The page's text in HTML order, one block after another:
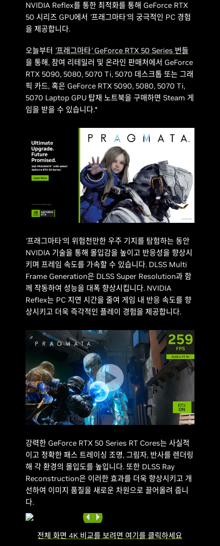
NVIDIA Reflex를 통한 최적화를 통해 GeForce RTX
50 시리즈 GPU에서 '프래그마타'의 궁극적인 PC 경험
을 제공합니다.
오늘부터 '프래그마타'GeForce RTX 50 Series 번들
을 통해, 참여 리테일러 및 온라인 판매처에서 GeForce
RTX 5090, 5080, 5070 Ti, 5070 데스크톱 또는 그래
픽 카드, 혹은 GeForce RTX 5090, 5080, 5070 Ti,
5070 Laptop GPU 탑재 노트북을 구매하면 Steam 게
임을 받을 수 있습니다.*
'프래그마타'의 위험천만한 우주 기지를 탐험하는 동안
NVIDIA 기술을 통해 몰입감을 높이고 반응성을 향상시
키며 프레임 속도를 가속할 수 있습니다. DLSS Multi
Frame Generation은 DLSS Super Resolution과 함
께 작동하여 성능을 대폭 향상시킵니다. NVIDIA
Reflex는 PC 지연 시간을 줄여 게임 내 반응 속도를 향
상시키고 더욱 즉각적인 플레이 경험을 제공합니다.
강력한 GeForce RTX 50 Series RT Cores는 사실적
이고 정확한 패스 트레이싱 조명, 그림자, 반사를 렌더링
해 각 환경의 몰입도를 높입니다. 또한 DLSS Ray
Reconstruction은 이러한 효과를 더욱 향상시키고 개
선하여 이미지 품질을 새로운 차원으로 끌어올려 줍니
다.
전체 화면 4K 비교를 보려면 여기를 클릭하세요